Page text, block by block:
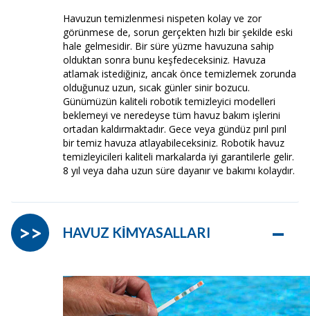
Havuzun temizlenmesi nispeten kolay ve zor
görünmese de, sorun gerçekten hızlı bir şekilde eski
hale gelmesidir. Bir süre yüzme havuzuna sahip
olduktan sonra bunu keşfedeceksiniz. Havuza
atlamak istediğiniz, ancak önce temizlemek zorunda
olduğunuz uzun, sıcak günler sinir bozucu.
Günümüzün kaliteli robotik temizleyici modelleri
beklemeyi ve neredeyse tüm havuz bakım işlerini
ortadan kaldırmaktadır. Gece veya gündüz pırıl pırıl
bir temiz havuza atlayabileceksiniz. Robotik havuz
temizleyicileri kaliteli markalarda iyi garantilerle gelir.
8 yıl veya daha uzun süre dayanır ve bakımı kolaydır.
HAVUZ KİMYASALLARI –
>>